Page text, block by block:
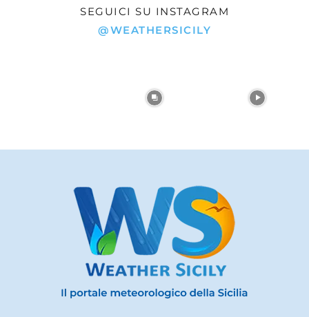
SEGUICI SU INSTAGRAM
@WEATHERSICILY